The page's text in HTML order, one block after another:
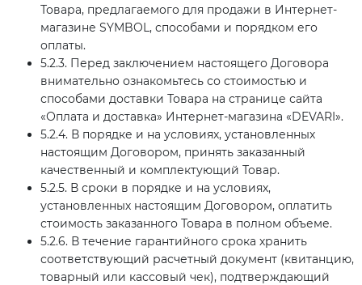
Товара, предлагаемого для продажи в Интернет-
магазине SYMBOL, способами и порядком его
оплаты.
5.2.3. Перед заключением настоящего Договора
внимательно ознакомьтесь со стоимостью и
способами доставки Товара на странице сайта
«Оплата и доставка» Интернет-магазина «DEVARI».
5.2.4. В порядке и на условиях, установленных
настоящим Договором, принять заказанный
качественный и комплектующий Товар.
5.2.5. В сроки в порядке и на условиях,
установленных настоящим Договором, оплатить
стоимость заказанного Товара в полном объеме.
5.2.6. В течение гарантийного срока хранить
соответствующий расчетный документ (квитанцию,
товарный или кассовый чек), подтверждающий